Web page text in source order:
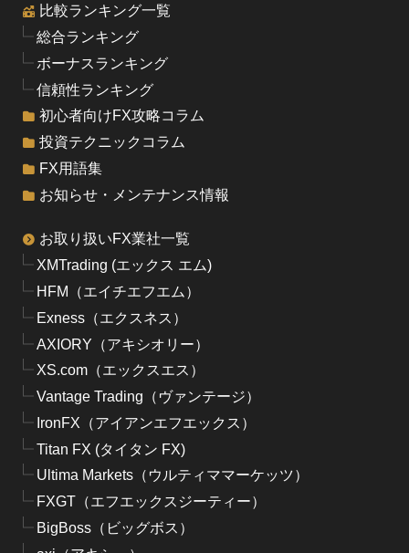
比較ランキング一覧
総合ランキング
ボーナスランキング
信頼性ランキング
初心者向けFX攻略コラム
投資テクニックコラム
FX用語集
お知らせ・メンテナンス情報
お取り扱いFX業社一覧
XMTrading (エックス エム)
HFM（エイチエフエム）
Exness（エクスネス）
AXIORY（アキシオリー）
XS.com（エックスエス）
Vantage Trading（ヴァンテージ）
IronFX（アイアンエフエックス）
Titan FX (タイタン FX)
Ultima Markets（ウルティママーケッツ）
FXGT（エフエックスジーティー）
BigBoss（ビッグボス）